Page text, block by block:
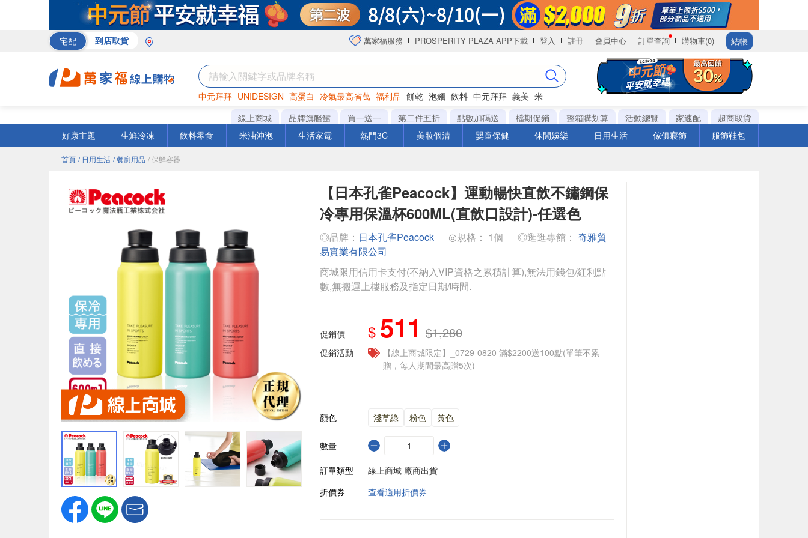
宅配 到店取貨 萬家福服務 PROSPERITY PLAZA APP下載 登入 註冊 會員中心 訂單查詢 購物車(0) 結帳
中元拜拜 UNIDESIGN 高蛋白 冷氣最高省萬 福利品 餅乾 泡麵 飲料 中元拜拜 義美 米
罐頭 咖啡 海苔
線上商城 品牌旗艦館 買一送一 第二件五折 點數加碼送 檔期促銷 整箱購划算 活動總覽 家速配
超商取貨
好康主題
生鮮冷凍 飲料零食 米油沖泡 生活家電 熱門3C 美妝個清 嬰童保健 休閒娛樂 日用生活 傢俱寢飾 服飾鞋包
首頁 / 日用生活 / 餐廚用品 / 保鮮容器
【日本孔雀Peacock】運動暢快直飲不鏽鋼保
冷專用保溫杯600ML(直飲口設計)-任選色
◎品牌： 日本孔雀Peacock ◎規格： 1個 ◎逛逛專館： 奇雅貿
易實業有限公司
商城限用信用卡支付(不納入VIP資格之累積計算),無法用錢包/紅利點
數,無搬運上樓服務及指定日期/時間.
促銷價 $ 511 $1,280
促銷活動
【線上商城限定】_0729-0820 滿$2200送100點(單筆不累
贈，每人期間最高贈5次)
顏色 淺草綠 粉色 黃色
數量
訂單類型
線上商城 廠商出貨
折價券
查看適用折價券